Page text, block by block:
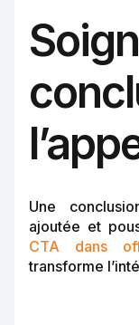
Une
ajoutée et
CTA dans
transforme